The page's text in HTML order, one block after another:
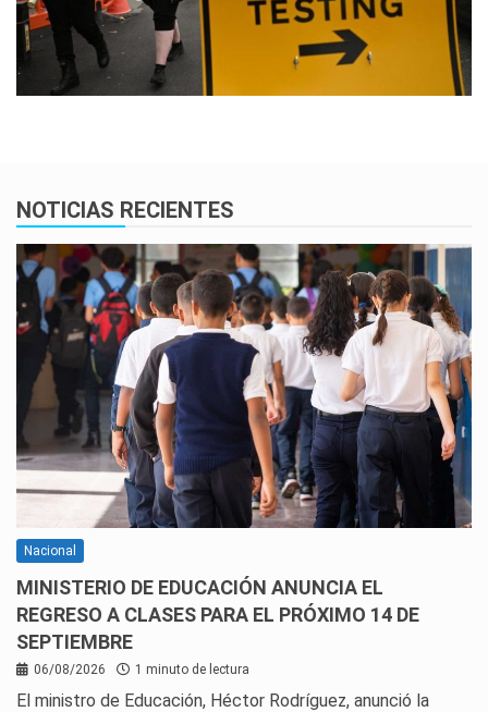
NOTICIAS RECIENTES
Nacional
MINISTERIO DE EDUCACIÓN ANUNCIA EL
REGRESO A CLASES PARA EL PRÓXIMO 14 DE
SEPTIEMBRE
06/08/2026 1 minuto de lectura
El ministro de Educación, Héctor Rodríguez, anunció la